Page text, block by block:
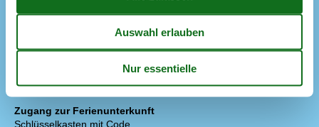
Schlafmöglichkeit nicht im Schlafzimmer
WC und Bad
Toiletten
1
Zugang zur Ferienunterkunft
Schlüsselkasten mit Code